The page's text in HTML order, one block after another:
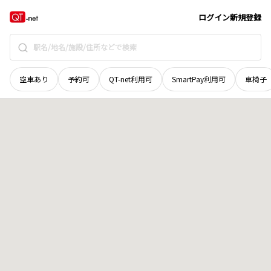
ログイン新規登録
空車あり 予約可 QT-net利用可 SmartPay利用可 車椅子
山口県